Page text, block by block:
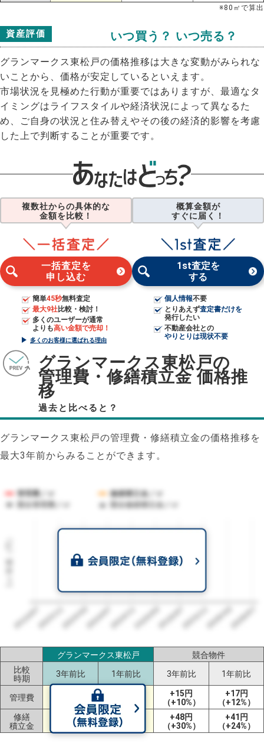
※80 ㎡で算出
資産評価 いつ買う？ いつ売る？
グランマークス東松戸の価格推移は大きな変動がみられな
いことから、価格が安定しているといえます。
市場状況を見極めた行動が重要ではありますが、最適なタ
イミングはライフスタイルや経済状況によって異なるた
め、ご自身の状況と住み替えやその後の経済的影響を考慮
した上で判断することが重要です。
複数社からの具体的な
金額を比較！
一括査定を
申し込む
簡単45秒無料査定
最大9社比較・検討！
多くのユーザーが通常
よりも高い金額で売却！
多くのお客様に選ばれる理由
概算金額が
すぐに届く！
1st査定を
する
個人情報不要
とりあえず査定書だけを
発行したい
不動産会社との
やりとりは現状不要
グランマークス東松戸の
管理費・修繕積立金 価格推
移
過去と比べると？
グランマークス東松戸の管理費・修繕積立金の価格推移を
最大3年前からみることができます。
1㎡単価（円）
管理費／㎡
修繕積立金／㎡
競合管理費／㎡
競合修繕積立金／㎡
2023/072023/112024/032024/072024/112025/032025/072025/112026/032026/07
グランマークス東松戸
競合物件
比較
時期
3年前比 1年前比 3年前比 1年前比
管理費
+15円
（+10%）
+17円
（+12%）
修繕
積立金
ー ー
+48円
（+30%）
+41円
（+24%）